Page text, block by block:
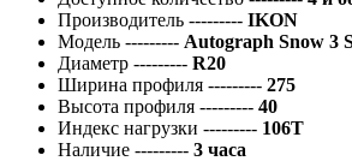
Производитель --------- IKON
Модель --------- Autograph Snow 3
Диаметр --------- R20
Ширина профиля --------- 275
Высота профиля --------- 40
Индекс нагрузки --------- 106T
Наличие --------- 3 часа